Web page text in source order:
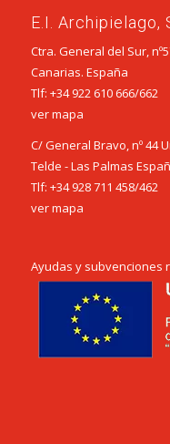
E.I. Archipielago,
Ctra. General del Sur,
Canarias. España
Tlf: +34 922 610 666/662
ver mapa
C/ General Bravo, nº 44
Telde - Las Palmas
Tlf: +34 928 711 458/462
ver mapa
Ayudas y subvenciones